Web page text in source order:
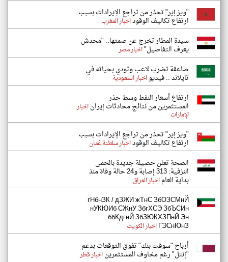
"ويز إير" تحذر من تراجع الإيرادات بسبب
ارتفاع تكاليف الوقوداخبار المغرب
سيدة المطار تخرج عن صمتها.. "محدش
يعرف التفاصيل"اخبار مصر
صاعقة تضرب لاعب وتودي بحياته في
تايلاند .. فيديواخبار السعودية
ارتفاع أسعار النفط وسط حذر
المستثمرين من نتائج محادثات إيراناخبار
الإمارات
"ويز إير" تحذر من تراجع الإيرادات بسبب
ارتفاع تكاليف الوقوداخبار سلطنة عُمان
الصحة تعلن حصيلة جديدة بالحمى
النزفية: 313 إصابة و24 حالة وفاة منذ
بداية العاماخبار العراق
гНбнЗК / дЗЖИ жТнС ЗбОЗСМнЙ
нУКЮИб СЖнУ ЗбгХСЭ ЗбЪСИн
ббКдгнЙ ЗбЗЮКХЗПнЙ Эн
ГЭСнЮнЗاخبار الكويت
أرباح "سوفت بنك" تفوق التوقعات بدعم
"إنتل" رغم مخاوف المستثمريناخبار قطر